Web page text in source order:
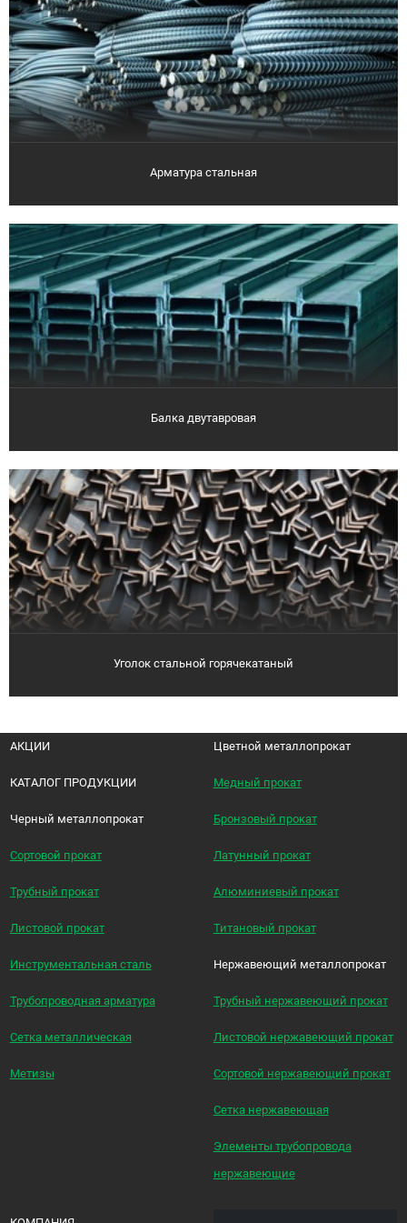
Арматура стальная
Балка двутавровая
Уголок стальной горячекатаный
АКЦИИ
КАТАЛОГ ПРОДУКЦИИ
Черный металлопрокат
Сортовой прокат
Трубный прокат
Листовой прокат
Инструментальная сталь
Трубопроводная арматура
Сетка металлическая
Метизы
Цветной металлопрокат
Медный прокат
Бронзовый прокат
Латунный прокат
Алюминиевый прокат
Титановый прокат
Нержавеющий металлопрокат
Трубный нержавеющий прокат
Листовой нержавеющий прокат
Сортовой нержавеющий прокат
Сетка нержавеющая
Элементы трубопровода
нержавеющие